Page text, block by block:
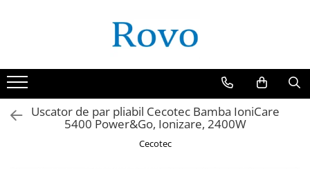
Uscator de par pliabil Cecotec Bamba IoniCare
5400 Power&Go, Ionizare, 2400W
Cecotec